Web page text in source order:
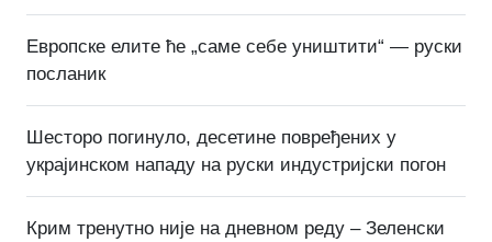
Европске елите ће „саме себе уништити“ — руски
посланик
Шесторо погинуло, десетине повређених у
украјинском нападу на руски индустријски погон
Крим тренутно није на дневном реду – Зеленски